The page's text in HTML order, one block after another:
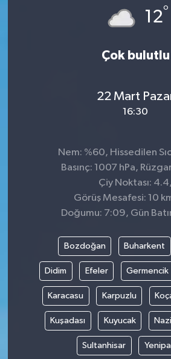
12°
Çok bulutlu
22 Mart
16:30
Nem: %60, Hissedilen
Basınç: 1007 hPa,
Çiy Noktası: 4.4,
Görüş Mesafesi: 10
Doğumu: 7:09, Gün
Bozdoğan Buharkent
Didim Efeler Germencik
Karacasu Karpuzlu
Kuşadası Kuyucak
Sultanhisar